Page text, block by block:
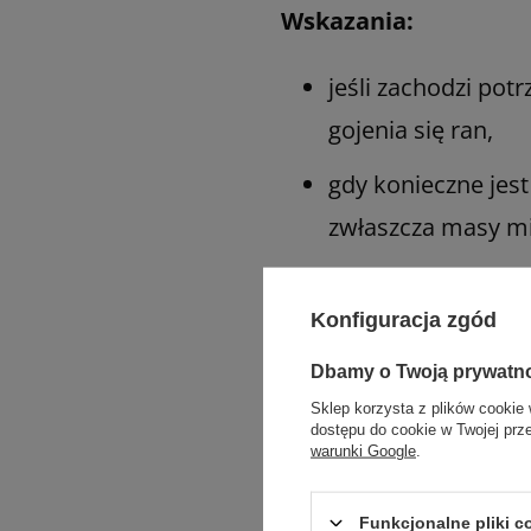
Wskazania:
jeśli zachodzi
gojenia się ran,
gdy konieczne
zwłaszcza masy
szczególnie z
w celu powrotu
w okresie
Konfiguracja zgód
Dbamy o Twoją
Sklep korzysta z plików cookie
dostępu do cookie w Twojej
warunki Google
Funkcjonalne pliki